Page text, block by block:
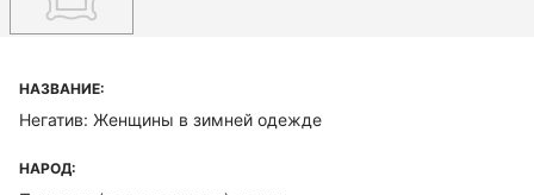
НАЗВАНИЕ:
Негатив: Женщины в зимней одежде
НАРОД: